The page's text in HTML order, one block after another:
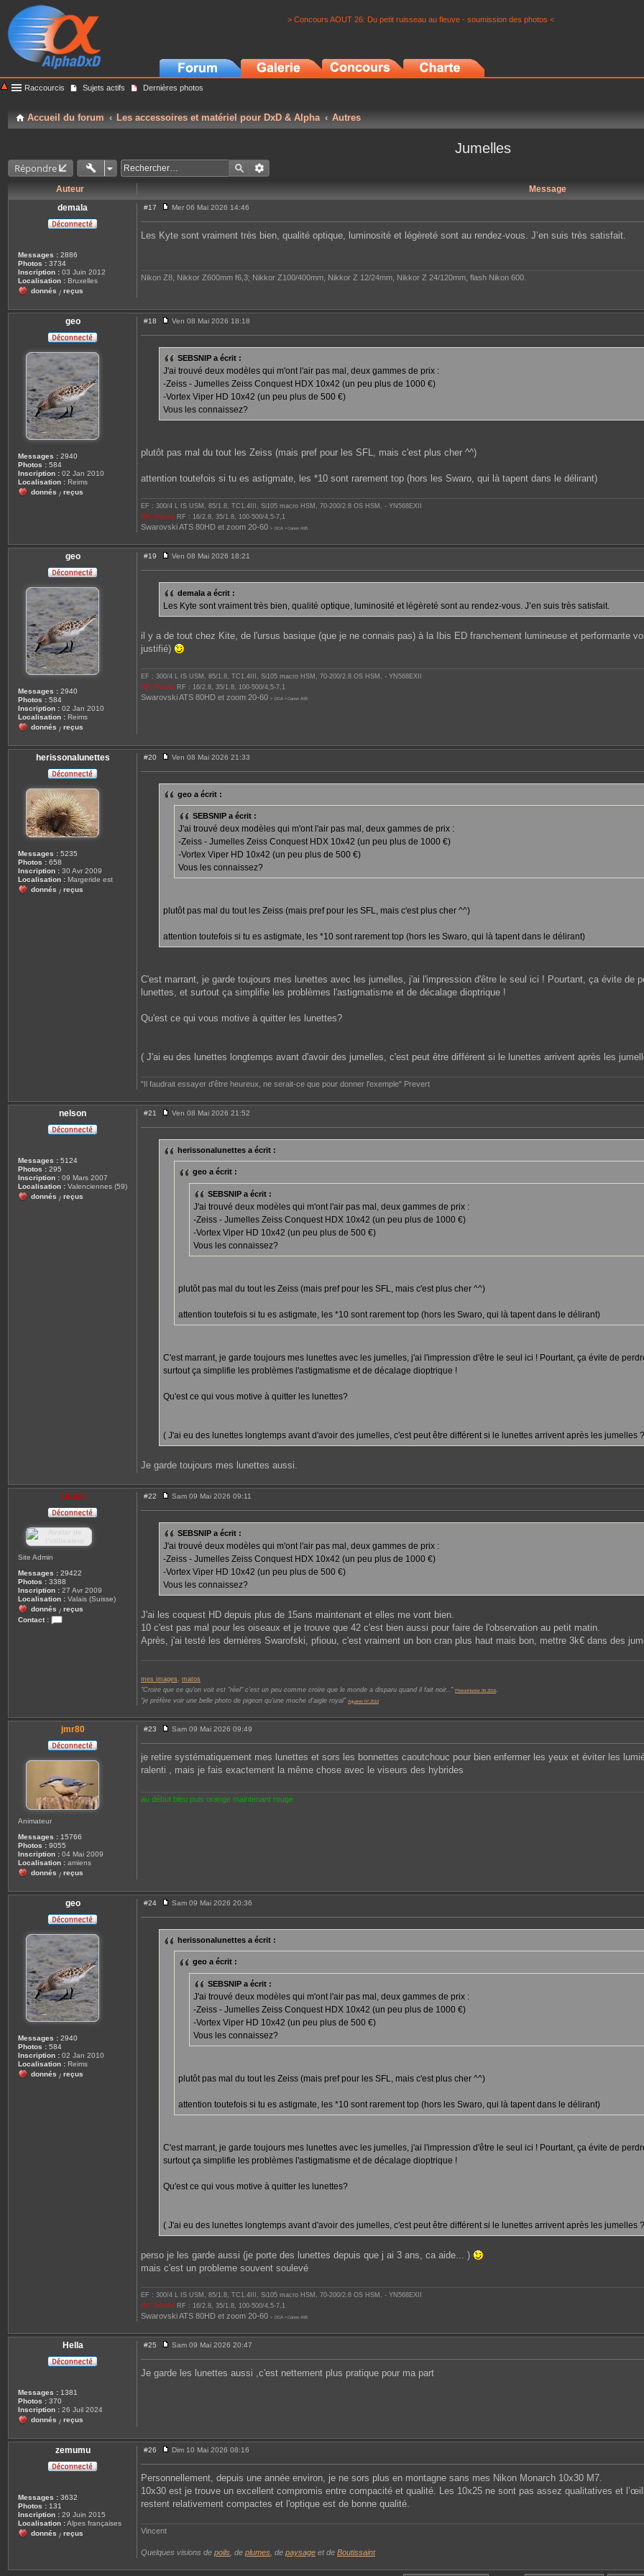
> Concours AOUT 26: Du petit ruisseau au fleuve - soumission des photos <
Raccourcis Sujets actifs Dernières photos
Accueil du forum Les accessoires et matériel pour DxD & Alpha Autres
Jumelles
Répondre
Auteur
Message
demala
Messages : 2886
Photos : 3734
Inscription : 03 Juin 2012
Localisation : Bruxelles
donnés / reçus
#17
e
s
s
Mer 06 Mai 2026 14:46
Les Kyte sont vraiment très bien, qualité optique, luminosité et légèreté sont au rendez-vous. J’en suis très satisfait.
Nikon Z8, Nikkor Z600mm f6,3; Nikkor Z100/400mm, Nikkor Z 12/24mm, Nikkor Z 24/120mm, flash Nikon 600.
geo
Messages : 2940
Photos : 584
Inscription : 02 Jan 2010
Localisation : Reims
donnés / reçus
#18
e
s
a
g
e
Ven 08 Mai 2026 18:18
SEBSNIP a écrit :
J'ai trouvé deux modèles qui m'ont l'air pas mal, deux gammes de prix :
-Zeiss - Jumelles Zeiss Conquest HDX 10x42 (un peu plus de 1000 €)
-Vortex Viper HD 10x42 (un peu plus de 500 €)
Vous les connaissez?
plutôt pas mal du tout les Zeiss (mais pref pour les SFL, mais c'est plus cher ^^)
attention toutefois si tu es astigmate, les *10 sont rarement top (hors les Swaro, qui là tapent dans le délirant)
EF : 300/4 L IS USM, 85/1.8, TC1.4III, Si105 macro HSM, 70-200/2.8 OS HSM, - YN568EXII
RP, R6mkii RF : 16/2.8, 35/1.8, 100-500/4,5-7,1
Swarovski ATS 80HD et zoom 20-60 + DCA +Canon A95
geo
Messages : 2940
Photos : 584
Inscription : 02 Jan 2010
Localisation : Reims
donnés / reçus
#19
e
s
a
g
Ven 08 Mai 2026 18:21
demala a écrit :
Les Kyte sont vraiment très bien, qualité optique, luminosité et légèreté sont au rendez-vous. J’en suis très satisfait.
il y a de tout chez Kite, de l'ursus basique (que je ne connais pas) à la Ibis ED franchement lumineuse et performante
justifié)
EF : 300/4 L IS USM, 85/1.8, TC1.4III, Si105 macro HSM, 70-200/2.8 OS HSM, - YN568EXII
RP, R6mkii RF : 16/2.8, 35/1.8, 100-500/4,5-7,1
Swarovski ATS 80HD et zoom 20-60 + DCA +Canon A95
herissonalunettes
Messages : 5235
Photos : 658
Inscription : 30 Avr 2009
Localisation : Margeride est
donnés / reçus
#20
e
s
a
Ven 08 Mai 2026 21:33
geo a écrit :
SEBSNIP a écrit :
J'ai trouvé deux modèles qui m'ont l'air pas mal, deux gammes de prix :
-Zeiss - Jumelles Zeiss Conquest HDX 10x42 (un peu plus de 1000 €)
-Vortex Viper HD 10x42 (un peu plus de 500 €)
Vous les connaissez?
plutôt pas mal du tout les Zeiss (mais pref pour les SFL, mais c'est plus cher ^^)
attention toutefois si tu es astigmate, les *10 sont rarement top (hors les Swaro, qui là tapent dans le délirant)
C'est marrant, je garde toujours mes lunettes avec les jumelles, j'ai l'impression d'être le seul ici ! Pourtant, ça évite de
lunettes, et surtout ça simplifie les problèmes l'astigmatisme et de décalage dioptrique !
Qu'est ce qui vous motive à quitter les lunettes?
( J'ai eu des lunettes longtemps avant d'avoir des jumelles, c'est peut être différent si le lunettes arrivent après les
"Il faudrait essayer d'être heureux, ne serait-ce que pour donner l'exemple" Prevert
nelson
Messages : 5124
Photos : 295
Inscription : 09 Mars 2007
Localisation : Valenciennes (59)
donnés / reçus
#21
e
a
Ven 08 Mai 2026 21:52
herissonalunettes a écrit :
geo a écrit :
SEBSNIP a écrit :
J'ai trouvé deux modèles qui m'ont l'air pas mal, deux gammes de prix :
-Zeiss - Jumelles Zeiss Conquest HDX 10x42 (un peu plus de 1000 €)
-Vortex Viper HD 10x42 (un peu plus de 500 €)
Vous les connaissez?
plutôt pas mal du tout les Zeiss (mais pref pour les SFL, mais c'est plus cher ^^)
attention toutefois si tu es astigmate, les *10 sont rarement top (hors les Swaro, qui là tapent dans le délirant)
C'est marrant, je garde toujours mes lunettes avec les jumelles, j'ai l'impression d'être le seul ici ! Pourtant, ça évite de
surtout ça simplifie les problèmes l'astigmatisme et de décalage dioptrique !
Qu'est ce qui vous motive à quitter les lunettes?
( J'ai eu des lunettes longtemps avant d'avoir des jumelles, c'est peut être différent si le lunettes arrivent après les jumelles
Je garde toujours mes lunettes aussi.
Lionel
Site Admin
Messages : 29422
Photos : 3388
Inscription : 27 Avr 2009
Localisation : Valais (Suisse)
donnés / reçus
Contact :
o
n
e
l
#22
e
s
a
g
e
Sam 09 Mai 2026 09:11
SEBSNIP a écrit :
J'ai trouvé deux modèles qui m'ont l'air pas mal, deux gammes de prix :
-Zeiss - Jumelles Zeiss Conquest HDX 10x42 (un peu plus de 1000 €)
-Vortex Viper HD 10x42 (un peu plus de 500 €)
Vous les connaissez?
J'ai les coquest HD depuis plus de 15ans maintenant et elles me vont bien.
10 c'est pas mal pour les oiseaux et je trouve que 42 c'est bien aussi pour faire de l'observation au petit matin.
Après, j'ai testé les dernières Swarofski, pfiouu, c'est vraiment un bon cran plus haut mais bon, mettre 3k€ dans des
mes images
matos
"Croire que ce qu'on voit est "réel" c'est un peu comme croire que le monde a disparu quand il fait noir.." PhotonHunter 06.2016
"je préfère voir une belle photo de pigeon qu'une moche d'aigle royal" Aguares 07.2010
jmr80
Animateur
Messages : 15766
Photos : 9055
Inscription : 04 Mai 2009
Localisation : amiens
donnés / reçus
#23
e
s
Sam 09 Mai 2026 09:49
je retire systématiquement mes lunettes et sors les bonnettes caoutchouc pour bien enfermer les yeux et éviter les
ralenti , mais je fais exactement la même chose avec le viseurs des hybrides
au début bleu puis orange maintenant rouge
geo
Messages : 2940
Photos : 584
Inscription : 02 Jan 2010
Localisation : Reims
donnés / reçus
#24
e
a
Sam 09 Mai 2026 20:36
herissonalunettes a écrit :
geo a écrit :
SEBSNIP a écrit :
J'ai trouvé deux modèles qui m'ont l'air pas mal, deux gammes de prix :
-Zeiss - Jumelles Zeiss Conquest HDX 10x42 (un peu plus de 1000 €)
-Vortex Viper HD 10x42 (un peu plus de 500 €)
Vous les connaissez?
plutôt pas mal du tout les Zeiss (mais pref pour les SFL, mais c'est plus cher ^^)
attention toutefois si tu es astigmate, les *10 sont rarement top (hors les Swaro, qui là tapent dans le délirant)
C'est marrant, je garde toujours mes lunettes avec les jumelles, j'ai l'impression d'être le seul ici ! Pourtant, ça évite de
surtout ça simplifie les problèmes l'astigmatisme et de décalage dioptrique !
Qu'est ce qui vous motive à quitter les lunettes?
( J'ai eu des lunettes longtemps avant d'avoir des jumelles, c'est peut être différent si le lunettes arrivent après les jumelles
perso je les garde aussi (je porte des lunettes depuis que j ai 3 ans, ca aide... )
mais c'est un probleme souvent soulevé
EF : 300/4 L IS USM, 85/1.8, TC1.4III, Si105 macro HSM, 70-200/2.8 OS HSM, - YN568EXII
RP, R6mkii RF : 16/2.8, 35/1.8, 100-500/4,5-7,1
Swarovski ATS 80HD et zoom 20-60 + DCA +Canon A95
Hella
Messages : 1381
Photos : 370
Inscription : 26 Juil 2024
donnés / reçus
#25
e
s
s
Sam 09 Mai 2026 20:47
Je garde les lunettes aussi ,c'est nettement plus pratique pour ma part
zemumu
Messages : 3632
Photos : 131
Inscription : 29 Juin 2015
Localisation :Alpes françaises
donnés / reçus
#26
e
s
a
e
Dim 10 Mai 2026 08:16
Personnellement, depuis une année environ, je ne sors plus en montagne sans mes Nikon Monarch 10x30 M7.
10x30 est je trouve un excellent compromis entre compacité et qualité. Les 10x25 ne sont pas assez qualitatives et
restent relativement compactes et l'optique est de bonne qualité.
Vincent
Quelques visions de poils , de plumes , de paysage et de Boutissaint